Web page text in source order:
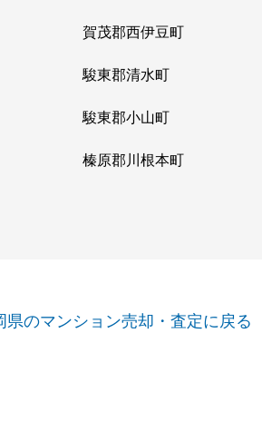
賀茂郡西伊豆町
駿東郡清水町
駿東郡小山町
榛原郡川根本町
県のマンション売却・査定に戻る